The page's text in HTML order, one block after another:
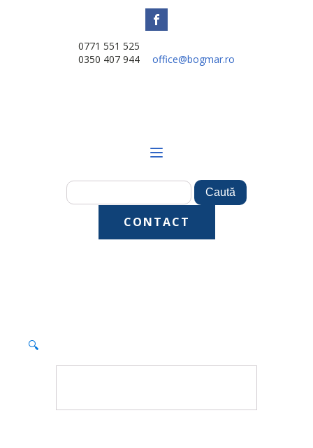
0771 551 525
0350 407 944
office@bogmar.ro
CONTACT
🔍